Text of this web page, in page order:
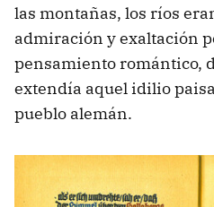
las montañas, los ríos
admiración y exaltación
pensamiento romántico,
extendía aquel idilio
pueblo alemán.